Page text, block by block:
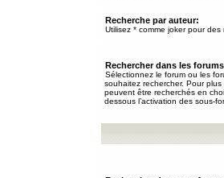
Recherche par auteur:
Utilisez * comme joker pour des
Rechercher dans les
Sélectionnez le forum ou les
souhaitez rechercher. Pour
peuvent être recherchés en
dessous l’activation des sous-